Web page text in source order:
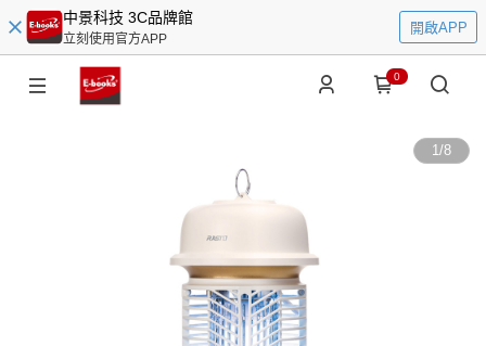
中景科技 3C品牌館
立刻使用官方APP
開啟APP
0
1/8